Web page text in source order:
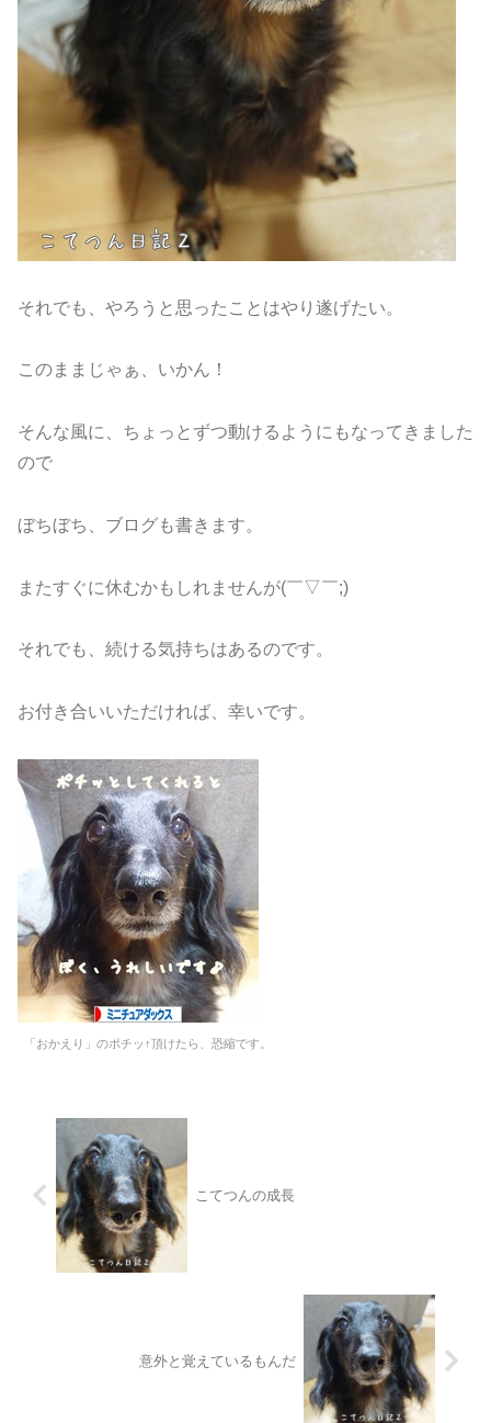
それでも、やろうと思ったことはやり遂げたい。
このままじゃぁ、いかん！
そんな風に、ちょっとずつ動けるようにもなってきました
ので
ぼちぼち、ブログも書きます。
またすぐに休むかもしれませんが(￣▽￣;)
それでも、続ける気持ちはあるのです。
お付き合いいただければ、幸いです。
「おかえり」のポチッ↑頂けたら、恐縮です。
こてつんの成長
意外と覚えているもんだ